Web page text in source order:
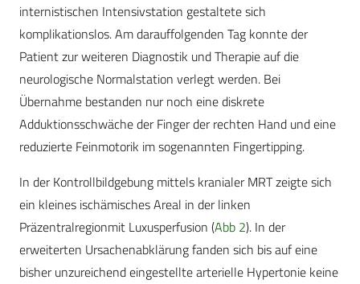
internistischen Intensivstation gestaltete sich
komplikationslos. Am darauffolgenden Tag konnte der
Patient zur weiteren Diagnostik und Therapie auf die
neurologische Normalstation verlegt werden. Bei
Übernahme bestanden nur noch eine diskrete
Adduktionsschwäche der Finger der rechten Hand und eine
reduzierte Feinmotorik im sogenannten Fingertipping.
In der Kontrollbildgebung mittels kranialer MRT zeigte sich
ein kleines ischämisches Areal in der linken
Präzentralregionmit Luxusperfusion (Abb 2). In der
erweiterten Ursachenabklärung fanden sich bis auf eine
bisher unzureichend eingestellte arterielle Hypertonie keine